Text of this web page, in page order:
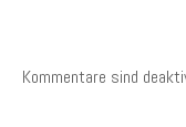
Kommentare sind